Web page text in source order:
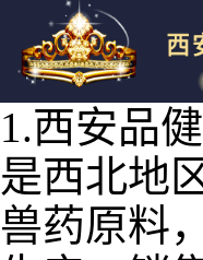
1.西安品
是西北地
兽药原料